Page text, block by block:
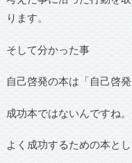
ります。
そして分かった事
自己啓発の本は「自己啓
成功本ではないんですね。
よく成功するための本と